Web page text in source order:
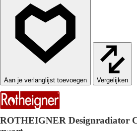
Vergelijken
ROTHEIGNER Designradiator